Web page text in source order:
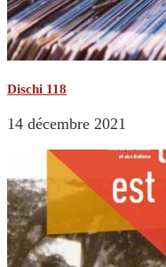
Dischi 118
14 décembre 2021